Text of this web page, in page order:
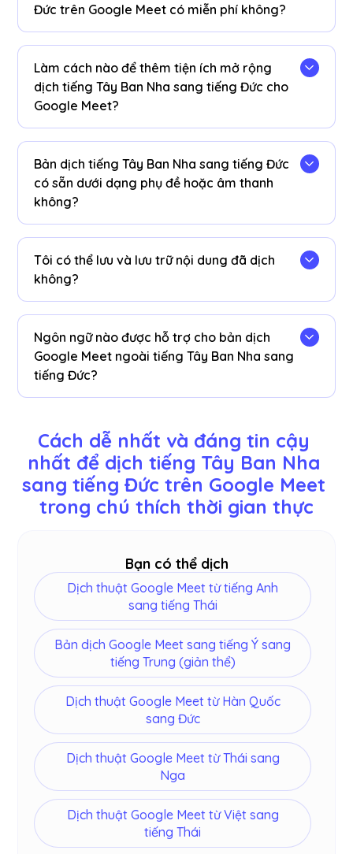
Đức trên Google Meet có miễn phí không?
thêm phút dịch nếu cần.
Làm cách nào để thêm tiện ích mở rộng
dịch tiếng Tây Ban Nha sang tiếng Đức cho
Google Meet?
chọn ngôn ngữ của bạn và nhận bản dịch AI từ
tiếng Tây Ban Nha sang tiếng Đức theo thời gian
thực ngay lập tức trên Google Meet.
Bản dịch tiếng Tây Ban Nha sang tiếng Đức
có sẵn dưới dạng phụ đề hoặc âm thanh
không?
sẵn dưới dạng chú thích. Liên hệ với chúng tôi
nếu bạn cần tùy chọn dịch âm thanh.
Tôi có thể lưu và lưu trữ nội dung đã dịch
không?
Google Meet JotMe
bảng điều khiển
. Bạn cũng
có thể xem và sao chép bảng điểm và bảng
điểm đã dịch để dán vào công cụ tài liệu yêu
thích của bạn trên bảng điều khiển của chúng tôi
Ngôn ngữ nào được hỗ trợ cho bản dịch
Google Meet ngoài tiếng Tây Ban Nha sang
tiếng Đức?
Hàn Quốc, Tây Ban Nha, Bồ Đào Nha, Pháp, Đức,
Thụy Điển, Phần Lan, Ả Rập, Hindi, Urdu, Thổ Nhĩ
Kỳ, Na Uy, Ý, Miến Điện, Nga, Philippines, Swahili,
Hungary vàhơn.
Cách dễ nhất và đáng tin cậy
nhất để dịch tiếng Tây Ban Nha
sang tiếng Đức trên Google Meet
trong chú thích thời gian thực
Bạn có thể dịch
Dịch thuật Google Meet từ tiếng Anh
sang tiếng Thái
Bản dịch Google Meet sang tiếng Ý sang
tiếng Trung (giản thể)
Dịch thuật Google Meet từ Hàn Quốc
sang Đức
Dịch thuật Google Meet từ Thái sang
Nga
Dịch thuật Google Meet từ Việt sang
tiếng Thái